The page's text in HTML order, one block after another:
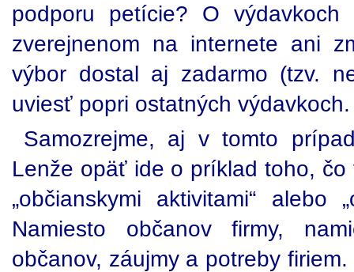
podporu petície? O
zverejnenom na internete ani
výbor dostal aj zadarmo (tzv.
uviesť popri ostatných výdavkoch.
Samozrejme, aj v tomto
Lenže opäť ide o príklad toho,
„občianskymi aktivitami“ alebo
Namiesto občanov firmy,
občanov, záujmy a potreby